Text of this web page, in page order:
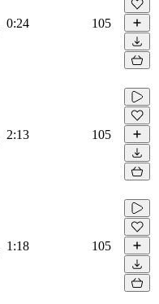
0:24 105
2:13 105
1:18 105